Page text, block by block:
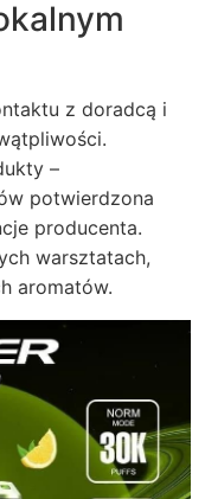
z doradcą i
–
potwierdzona
producenta.
warsztatach,
aromatów.